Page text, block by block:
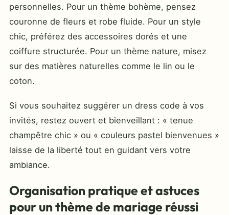
personnelles. Pour un thème bohème, pensez
couronne de fleurs et robe fluide. Pour un style
chic, préférez des accessoires dorés et une
coiffure structurée. Pour un thème nature, misez
sur des matières naturelles comme le lin ou le
coton.
Si vous souhaitez suggérer un dress code à vos
invités, restez ouvert et bienveillant : « tenue
champêtre chic » ou « couleurs pastel bienvenues »
laisse de la liberté tout en guidant vers votre
ambiance.
Organisation pratique et astuces
pour un thème de mariage réussi